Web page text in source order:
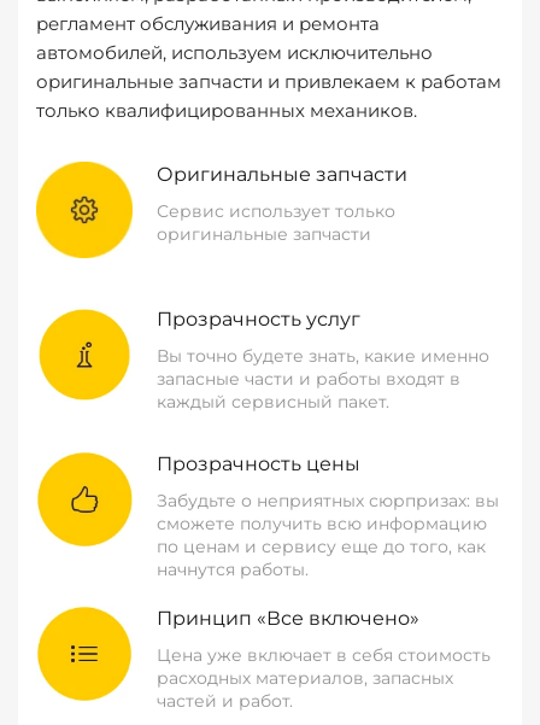
регламент обслуживания и ремонта
автомобилей, используем исключительно
оригинальные запчасти и привлекаем к работам
только квалифицированных механиков.
Оригинальные запчасти
Сервис использует только
оригинальные запчасти
Прозрачность услуг
Вы точно будете знать, какие именно
запасные части и работы входят в
каждый сервисный пакет.
Прозрачность цены
Забудьте о неприятных сюрпризах: вы
сможете получить всю информацию
по ценам и сервису еще до того, как
начнутся работы.
Принцип «Все включено»
Цена уже включает в себя стоимость
расходных материалов, запасных
частей и работ.